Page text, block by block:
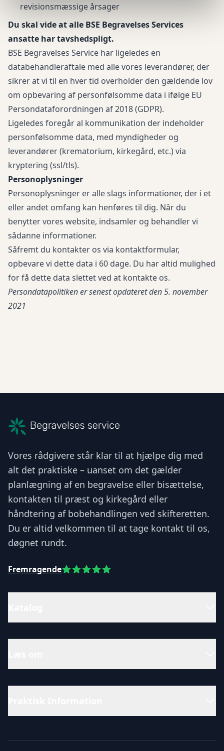
revisionsmæssige årsager
Du skal vide at alle BSE Begravelses Services
ansatte har tavshedspligt.
BSE Begravelses Service har ligeledes en
databehandleraftale med alle vores leverandører, der
sikrer at vi til en hver tid overholder den gældende lov
om opbevaring af personfølsomme data i ifølge EU
Persondataforordningen af 2018 (GDPR).
Ligeledes foregår al kommunikation der indeholder
personfølsomme data, med myndigheder og
leverandører (krematorium, kirkegård, etc.) via
kryptering (ssl/tls).
Personoplysninger
Personoplysninger er alle slags informationer, der i et
eller andet omfang kan henføres til dig. Når du
benytter vores website, indsamler og behandler vi
sådanne informationer.
Såfremt du kontakter os via kontaktformular,
opbevare vi dette data i 60 dage. Du har altid mulighed
for få dette data slettet ved at kontakte os.
Persondatapolitiken er senest opdateret den 5. november
2021
Vores rådgivere står klar til at hjælpe dig med
alt det praktiske – uanset om det gælder
planlægning af en begravelse eller bisættelse,
kontakten til præst og kirkegård eller
håndtering af bobehandlingen ved skifteretten.
Du er altid velkommen til at tage kontakt til os,
døgnet rundt.
Fremragende